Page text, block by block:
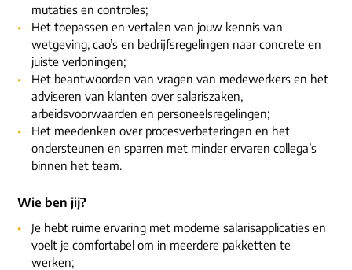
mutaties en controles;
Het toepassen en vertalen van jouw kennis van
wetgeving, cao’s en bedrijfsregelingen naar concrete en
juiste verloningen;
Het beantwoorden van vragen van medewerkers en het
adviseren van klanten over salariszaken,
arbeidsvoorwaarden en personeelsregelingen;
Het meedenken over procesverbeteringen en het
ondersteunen en sparren met minder ervaren collega’s
binnen het team.
Wie ben jij?
Je hebt ruime ervaring met moderne salarisapplicaties en
voelt je comfortabel om in meerdere pakketten te
werken;